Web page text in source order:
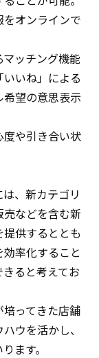
オンラインで
ッチング機能
いね」による
望の意思表示
や引き合い状
、新カテゴリ
などを含む新
供するととも
率化すること
ると考えてお
ってきた店舗
ウを活かし、
ます。